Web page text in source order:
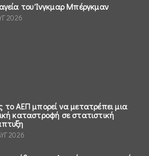
του Ίνγκμαρ Μπέργκμαν
2026
το ΑΕΠ μπορεί να μετατρέπει μια
καταστροφή σε στατιστική
2026